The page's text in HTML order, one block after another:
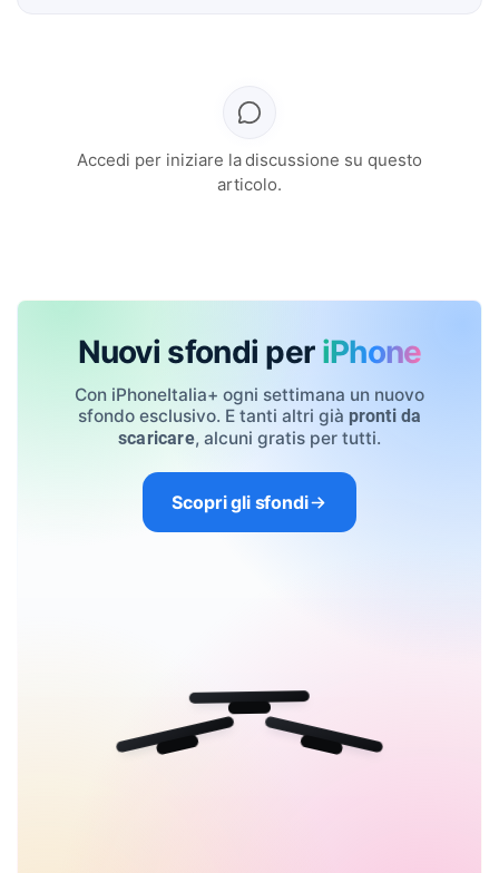
Accedi per iniziare la discussione su questo
articolo.
Nuovi sfondi per iPhone
Con iPhoneItalia+ ogni settimana un nuovo
sfondo esclusivo. E tanti altri già pronti da
scaricare, alcuni gratis per tutti.
Scopri gli sfondi